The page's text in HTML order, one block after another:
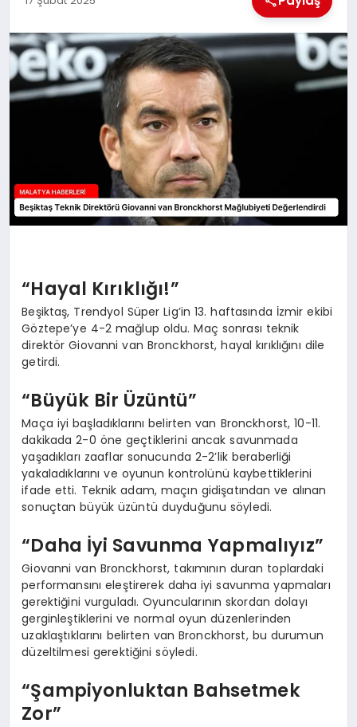
SAĞLIK
SIYASET
TEKNOLOJI
“Hayal Kırıklığı!”
Beşiktaş, Trendyol Süper Lig’in 13. haftasında İzmir ekibi
Göztepe’ye 4-2 mağlup oldu. Maç sonrası teknik
direktör Giovanni van Bronckhorst, hayal kırıklığını dile
getirdi.
“Büyük Bir Üzüntü”
Maça iyi başladıklarını belirten van Bronckhorst, 10-11.
dakikada 2-0 öne geçtiklerini ancak savunmada
yaşadıkları zaaflar sonucunda 2-2’lik beraberliği
yakaladıklarını ve oyunun kontrolünü kaybettiklerini
ifade etti. Teknik adam, maçın gidişatından ve alınan
sonuçtan büyük üzüntü duyduğunu söyledi.
“Daha İyi Savunma Yapmalıyız”
Giovanni van Bronckhorst, takımının duran toplardaki
performansını eleştirerek daha iyi savunma yapmaları
gerektiğini vurguladı. Oyuncularının skordan dolayı
gerginleştiklerini ve normal oyun düzenlerinden
uzaklaştıklarını belirten van Bronckhorst, bu durumun
düzeltilmesi gerektiğini söyledi.
“Şampiyonluktan Bahsetmek
Zor”